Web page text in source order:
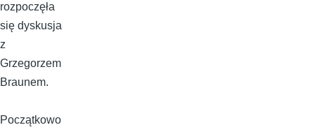
rozpoczęła
się dyskusja
z
Grzegorzem
Braunem.
Początkowo